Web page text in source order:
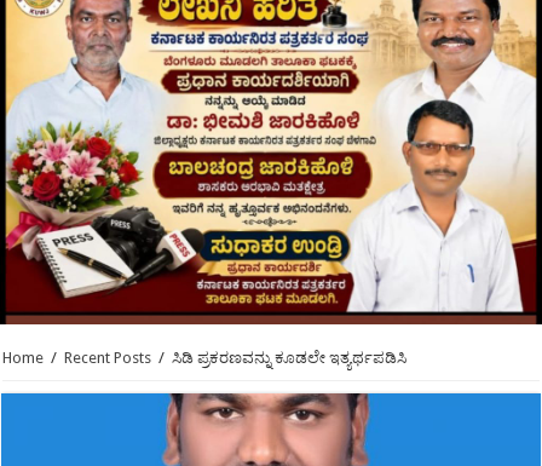
Home / Recent Posts / ಸಿಡಿ ಪ್ರಕರಣವನ್ನು ಕೂಡಲೇ ಇತ್ಯರ್ಥಪಡಿಸಿ